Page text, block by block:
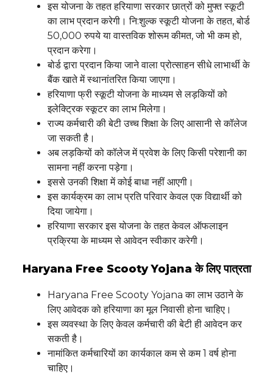
इस योजना के तहत हरियाणा सरकार छात्रों को मुफ्त स्कूटी
का लाभ प्रदान करेगी। नि:शुल्क स्कूटी योजना के तहत, बोर्ड
50,000 रुपये या वास्तविक शोरूम कीमत, जो भी कम हो,
प्रदान करेगा।
बोर्ड द्वारा प्रदान किया जाने वाला प्रोत्साहन सीधे लाभार्थी के
बैंक खाते में स्थानांतरित किया जाएगा।
हरियाणा फ्री स्कूटी योजना के माध्यम से लड़कियों को
इलेक्ट्रिक स्कूटर का लाभ मिलेगा।
राज्य कर्मचारी की बेटी उच्च शिक्षा के लिए आसानी से कॉलेज
जा सकती है।
अब लड़कियों को कॉलेज में प्रवेश के लिए किसी परेशानी का
सामना नहीं करना पड़ेगा।
इससे उनकी शिक्षा में कोई बाधा नहीं आएगी।
इस कार्यक्रम का लाभ प्रति परिवार केवल एक विद्यार्थी को
दिया जायेगा।
हरियाणा सरकार इस योजना के तहत केवल ऑफलाइन
प्रक्रिया के माध्यम से आवेदन स्वीकार करेगी।
Haryana Free Scooty Yojana के लिए पात्रता
Haryana Free Scooty Yojana का लाभ उठाने के
लिए आवेदक को हरियाणा का मूल निवासी होना चाहिए।
इस व्यवस्था के लिए केवल कर्मचारी की बेटी ही आवेदन कर
सकती है।
नामांकित कर्मचारियों का कार्यकाल कम से कम 1 वर्ष होना
चाहिए।